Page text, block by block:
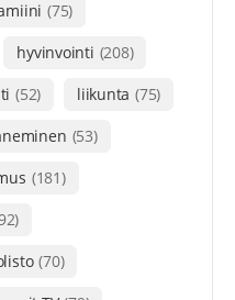
(75)
hyvinvointi (208)
(52) liikunta (75)
(53)
(181)
(70)